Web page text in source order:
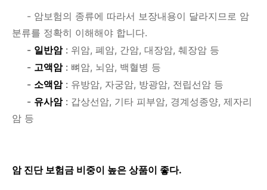
- 암보험의 종류에 따라서 보장내용이 달라지므로 암
분류를 정확히 이해해야 합니다.
- 일반암: 위암, 폐암, 간암, 대장암, 췌장암 등
- 고액암: 뼈암, 뇌암, 백혈병 등
- 소액암: 유방암, 자궁암, 방광암, 전립선암 등
- 유사암: 갑상선암, 기타 피부암, 경계성종양, 제자리
암 등
암 진단 보험금 비중이 높은 상품이 좋다.